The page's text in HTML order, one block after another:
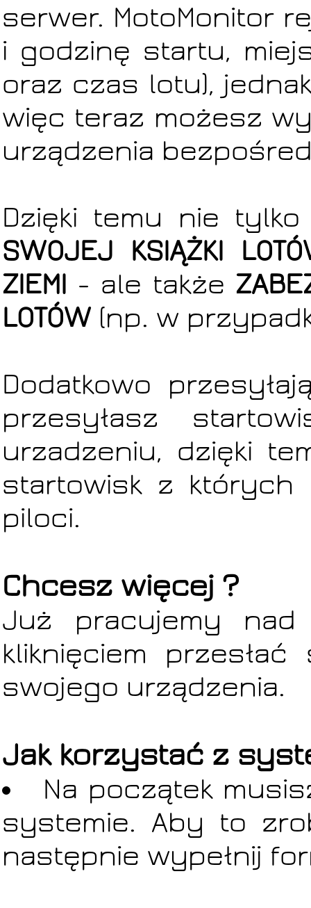
serwer. MotoMonitor
i godzinę startu,
oraz czas lotu),
więc teraz możesz
urządzenia
Dzięki temu nie
SWOJEJ KSIĄŻKI
ZIEMI - ale także
LOTÓW (np. w
Dodatkowo
przesyłasz
urzadzeniu, dzięki
startowisk z których
piloci.
Chcesz więcej ?
Już pracujemy
kliknięciem
swojego urządzenia.
Jak korzystać z
Na początek
systemie. Aby to
następnie wypełnij